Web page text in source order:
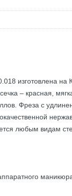
изготовлена на
– красная,
Фреза с
любым видам